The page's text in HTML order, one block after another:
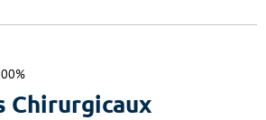
Chirurgicaux